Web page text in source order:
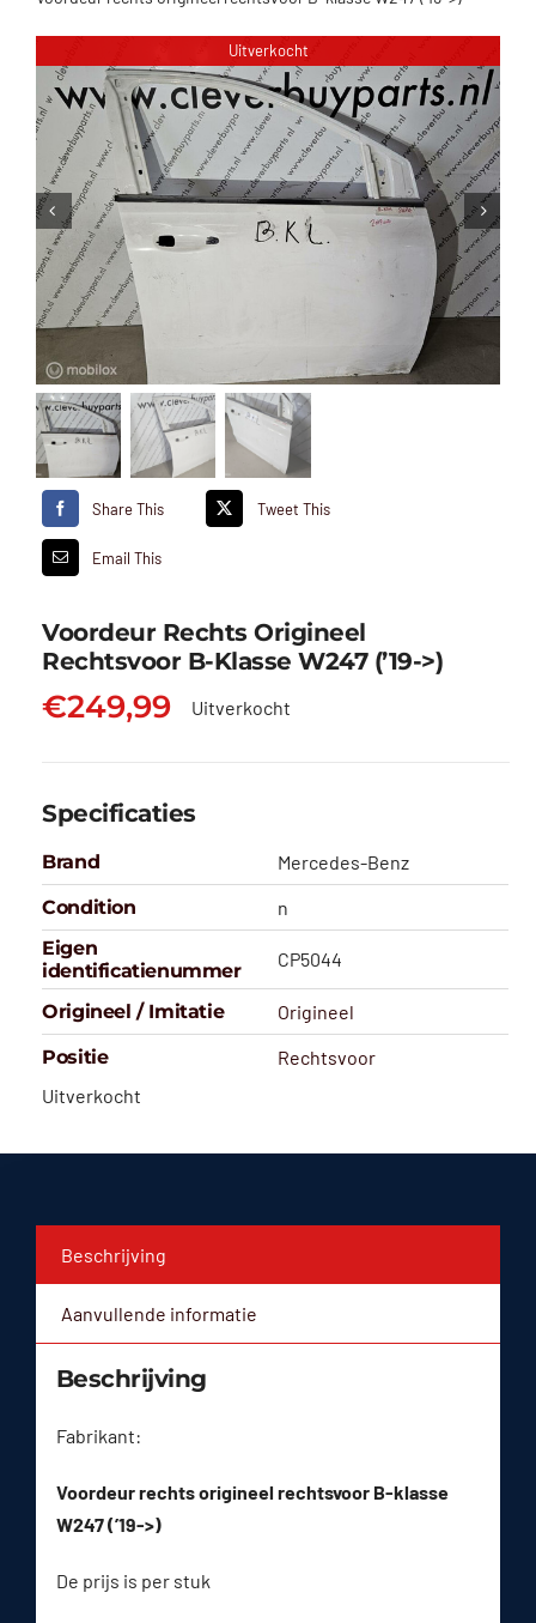
Uitverkocht
Share This Tweet This
Email This
Voordeur Rechts Origineel
Rechtsvoor B-Klasse W247 (’19->)
€249,99 Uitverkocht
Specificaties
Brand
Mercedes-Benz
Condition
n
Eigen
identificatienummer
CP5044
Origineel / Imitatie
Origineel
Positie
Rechtsvoor
Uitverkocht
Beschrijving
Aanvullende informatie
Beschrijving
Fabrikant:
Voordeur rechts origineel rechtsvoor B-klasse
W247 (’19->)
De prijs is per stuk